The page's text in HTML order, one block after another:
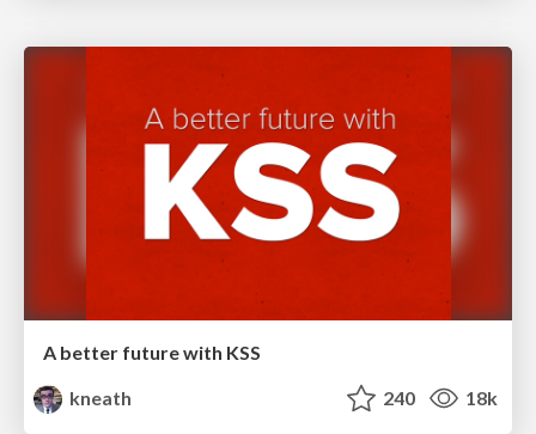
A better future with KSS
kneath
240 18k